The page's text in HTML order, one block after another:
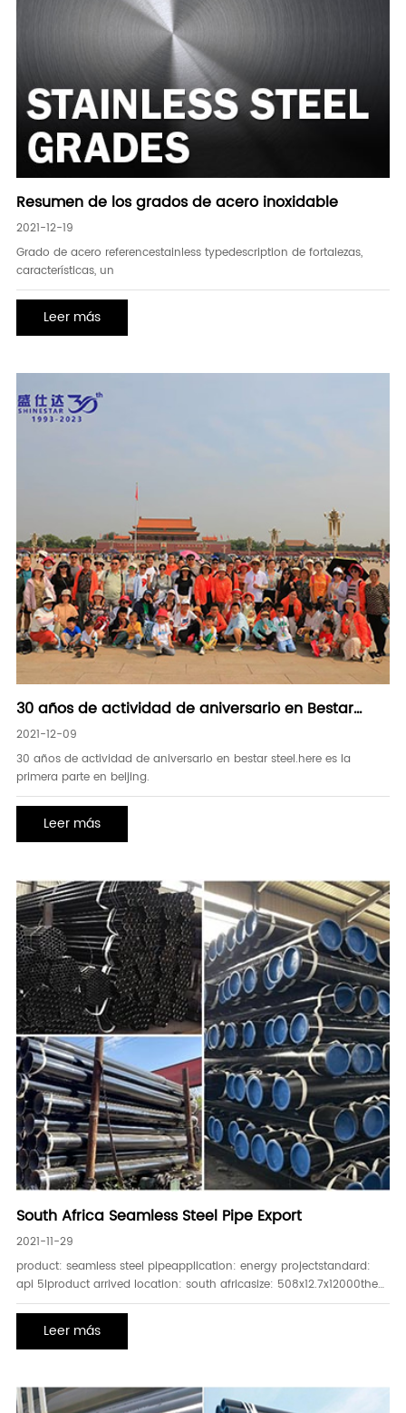
Resumen de los grados de acero inoxidable
2021-12-19
Grado de acero referencestainless typedescription de fortalezas,
características, un
Leer más
30 años de actividad de aniversario en Bestar
Steel
2021-12-09
30 años de actividad de aniversario en bestar steel.here es la
primera parte en beijing.
Leer más
South Africa Seamless Steel Pipe Export
2021-11-29
product: seamless steel pipeapplication: energy projectstandard:
api 5lproduct arrived location: south africasize: 508x12.7x12000the
order is from a new client, who needs to applicate for a new energy
project. when the product arrived at the ene
Leer más